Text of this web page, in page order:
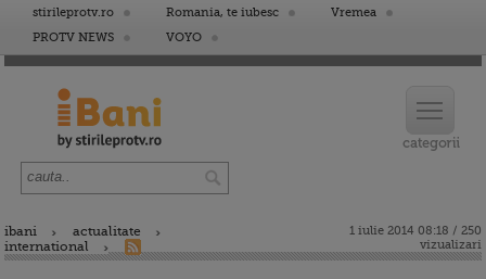
stirileprotv.ro Romania, te iubesc
Vremea
PROTV NEWS
VOYO
ibani
actualitate
international
1 iulie 2014 08:18 / 250
vizualizari